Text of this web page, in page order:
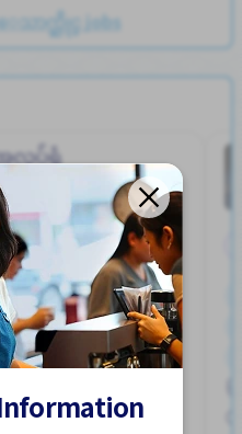
ေသာက္ဆိုင္ jobs
လုပ်ရုံ
ရန္ေနရာရွိျခင္း
ေသာ
ဘောနပ်စ်
င်တစ်စိတ်တစ်ပိုင်းဖုံးလွှမ်း